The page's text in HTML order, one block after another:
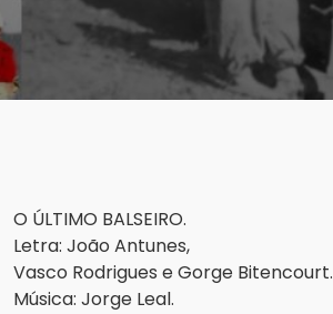
O ÚLTIMO BALSEIRO.
Letra: João Antunes,
Vasco Rodrigues e Gorge Bitencourt.
Música: Jorge Leal.